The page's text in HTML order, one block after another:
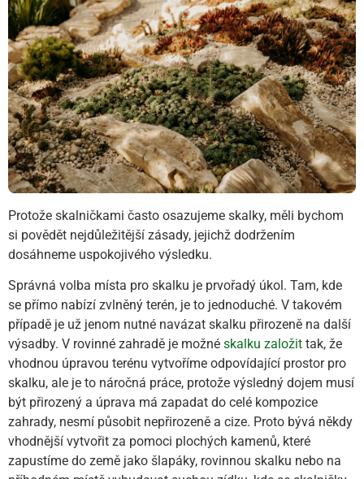
Protože skalničkami často osazujeme skalky, měli bychom
si povědět nejdůležitější zásady, jejichž dodržením
dosáhneme uspokojivého výsledku.
Správná volba místa pro skalku je prvořadý úkol. Tam, kde
se přímo nabízí zvlněný terén, je to jednoduché. V takovém
případě je už jenom nutné navázat skalku přirozeně na další
výsadby. V rovinné zahradě je možné skalku založit tak, že
vhodnou úpravou terénu vytvoříme odpovídající prostor pro
skalku, ale je to náročná práce, protože výsledný dojem musí
být přirozený a úprava má zapadat do celé kompozice
zahrady, nesmí působit nepřirozeně a cize. Proto bývá někdy
vhodnější vytvořit za pomoci plochých kamenů, které
zapustíme do země jako šlapáky, rovinnou skalku nebo na